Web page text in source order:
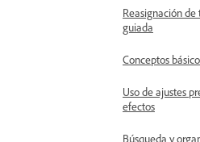
Reasignación
guiada
Conceptos
Uso de ajustes
efectos
Búsqueda y